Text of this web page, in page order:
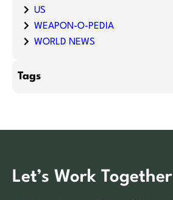
US
WEAPON-O-PEDIA
WORLD NEWS
Tags
Let’s Work Together